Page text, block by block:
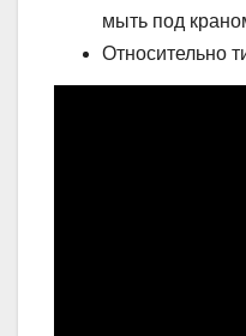
мыть под
Относительно